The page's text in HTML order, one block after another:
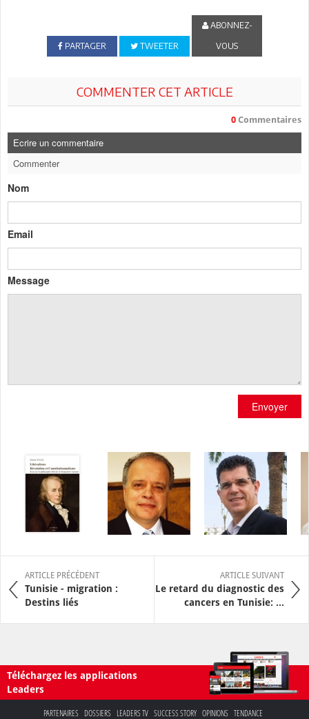
PARTAGER TWEETER
ABONNEZ-
VOUS
COMMENTER CET ARTICLE
0 Commentaires
Ecrire un commentaire
Commenter
Nom
Email
Message
Envoyer
ARTICLE PRÉCÉDENT
Tunisie - migration :
Destins liés
ARTICLE SUIVANT
Le retard du diagnostic des
cancers en Tunisie: ...
Téléchargez les applications
Leaders
PARTENAIRES DOSSIERS LEADERS TV SUCCESS STORY OPINIONS TENDANCE